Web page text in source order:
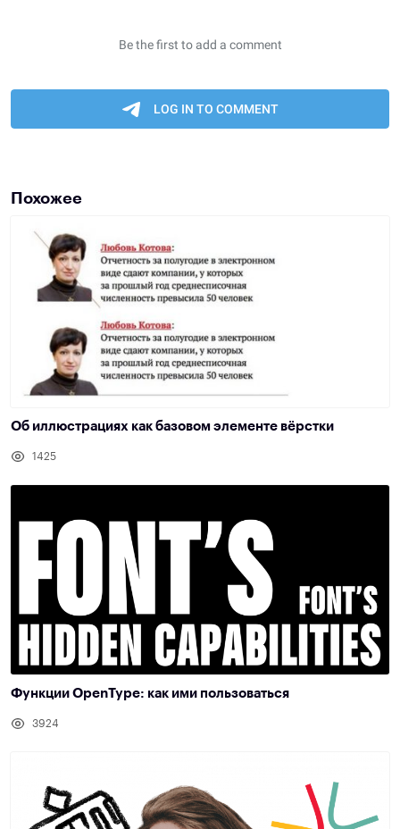
Похожее
Об иллюстрациях как базовом элементе вёрстки
1425
Функции OpenType: как ими пользоваться
3924